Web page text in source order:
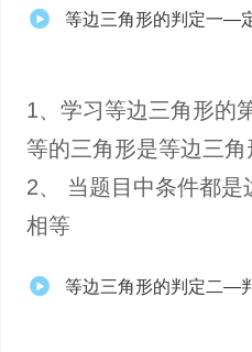
等边三角形的判定一—
1、学习等边三角形
等的三角形是等边三角
2、 当题目中条件都
相等
等边三角形的判定二—